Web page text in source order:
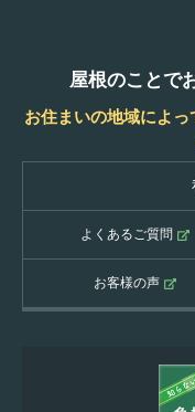
屋根のことで
お住まいの地域によ
よくあるご質問
お客様の声